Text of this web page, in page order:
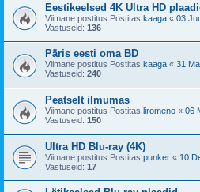
Eestikeelsed 4K Ultra HD
Viimane postitus Postitas kaaga « 03
Vastuseid: 136
Päris eesti oma BD
Viimane postitus Postitas kaaga « 31
Vastuseid: 240
Peatselt ilmumas
Viimane postitus Postitas liromeno « 06
Vastuseid: 150
Ultra HD Blu-ray (4K)
Viimane postitus Postitas punker « 10
Vastuseid: 17